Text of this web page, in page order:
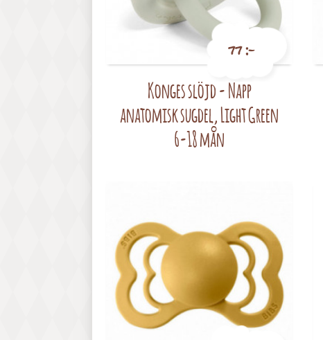
Pris
77 :-
Konges slöjd - Napp
anatomisk sugdel, Light Green
6-18 mån